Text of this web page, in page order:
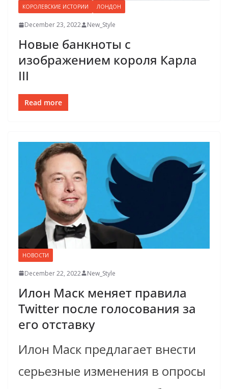
КОРОЛЕВСКИЕ ИСТОРИИ ЛОНДОН
December 23, 2022 New_Style
Новые банкноты с
изображением короля Карла
III
Read more
НОВОСТИ
December 22, 2022 New_Style
Илон Маск меняет правила
Twitter после голосования за
его отставку
Илон Маск предлагает внести
серьезные изменения в опросы